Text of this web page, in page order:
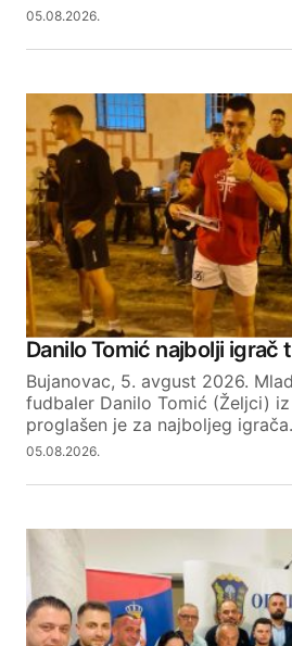
05.08.2026.
Danilo Tomić najbolji igrač
Bujanovac, 5. avgust 2026.
fudbaler Danilo Tomić (Željci)
proglašen je za najboljeg
05.08.2026.